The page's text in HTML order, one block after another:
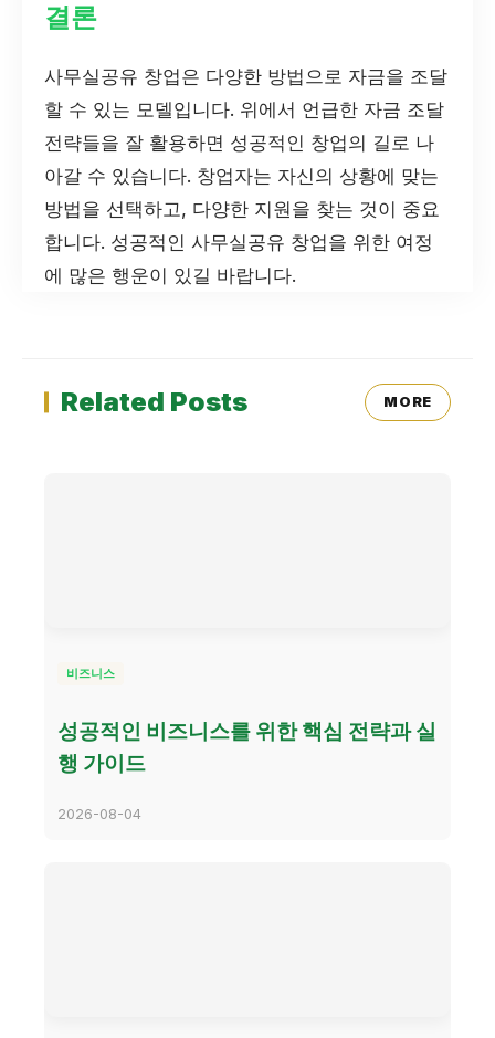
결론
사무실공유 창업은 다양한 방법으로 자금을 조달
할 수 있는 모델입니다. 위에서 언급한 자금 조달
전략들을 잘 활용하면 성공적인 창업의 길로 나
아갈 수 있습니다. 창업자는 자신의 상황에 맞는
방법을 선택하고, 다양한 지원을 찾는 것이 중요
합니다. 성공적인 사무실공유 창업을 위한 여정
에 많은 행운이 있길 바랍니다.
Related Posts MORE
비즈니스
성공적인 비즈니스를 위한 핵심 전략과 실
행 가이드
2026-08-04